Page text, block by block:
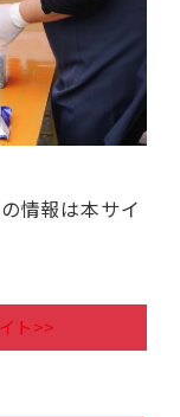
情報は本サイ
ト>>